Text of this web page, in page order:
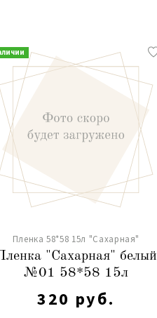
Пленка 58*58 15л "Сахарная"
"Сахарная" белый
№01 58*58 15л
320 руб.